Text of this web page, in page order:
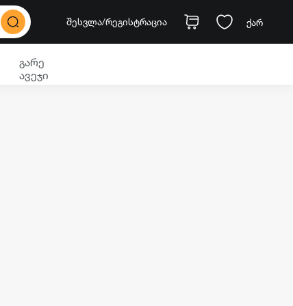
შესვლა/რეგისტრაცია ქარ
გარე
ავეჯი